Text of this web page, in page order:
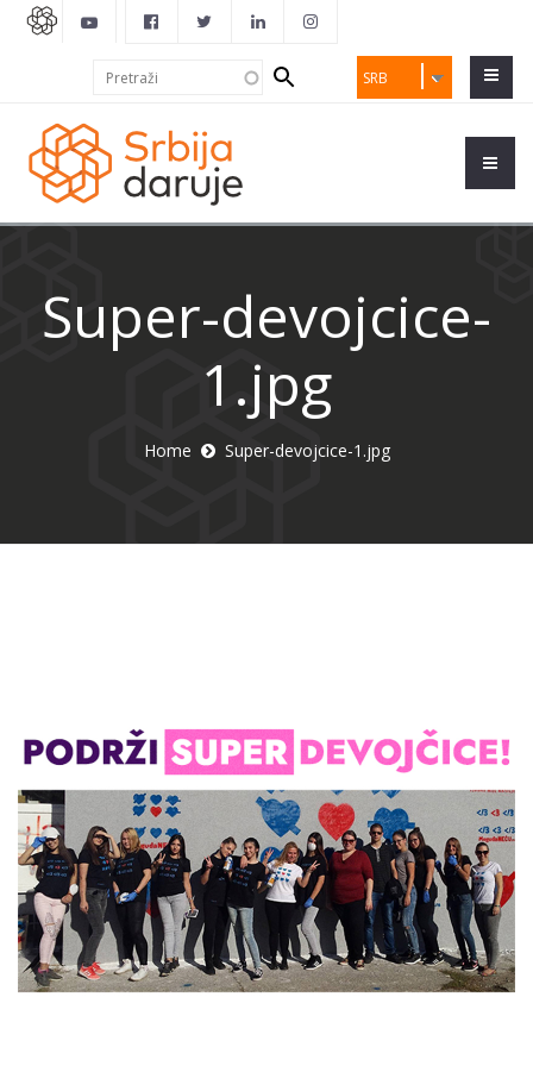
SRB
Search
form
Super-devojcice-
1.jpg
Home Super-devojcice-1.jpg